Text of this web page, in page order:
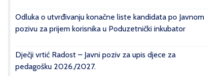
Odluka o utvrđivanju konačne liste kandidata po Javnom
pozivu za prijem korisnika u Poduzetnički inkubator
Dječji vrtić Radost – Javni poziv za upis djece za
pedagošku 2026./2027.